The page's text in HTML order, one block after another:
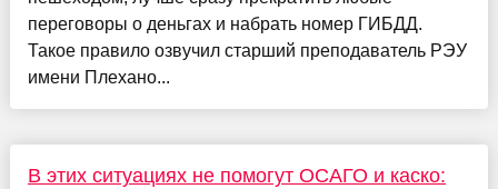
переговоры о деньгах и набрать номер ГИБДД.
Такое правило озвучил старший преподаватель РЭУ
имени Плехано...
В этих ситуациях не помогут ОСАГО и каско: